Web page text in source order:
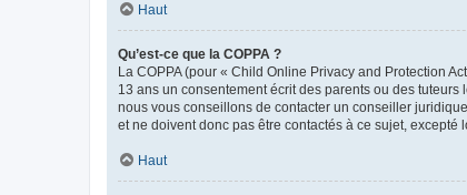
Haut
Qu’est-ce que la COPPA ?
La COPPA (pour « Child Online Privacy and Protection
13 ans un consentement écrit des parents ou des
nous vous conseillons de contacter un conseiller
et ne doivent donc pas être contactés à ce sujet, excepté
Haut